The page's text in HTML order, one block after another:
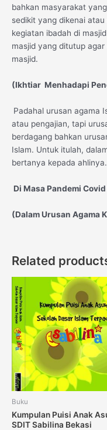
bahkan masyarakat
sedikit yang dikenai
kegiatan ibadah di
masjid yang ditutup
masjid.
(Ikhtiar Menhadapi
Padahal urusan agama
atau pengajian, tapi
berdagang bahkan
Islam. Untuk itulah,
bertanya kepada ahlinya.
Di Masa Pandemi Covid
(Dalam Urusan Agama
Related
Buku
Kumpulan Puisi Anak
SDIT Sabilina Bekasi